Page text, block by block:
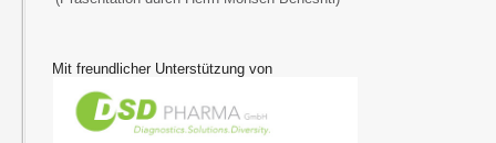
Mit freundlicher Unterstützung von